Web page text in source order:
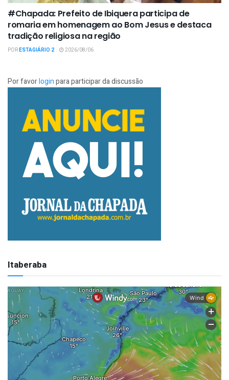
#Chapada: Prefeito de Ibiquera participa de
romaria em homenagem ao Bom Jesus e destaca
tradição religiosa na região
PORESTAGIÁRIO 2 2026/08/06
Por favorloginpara participar da discussão
Itaberaba